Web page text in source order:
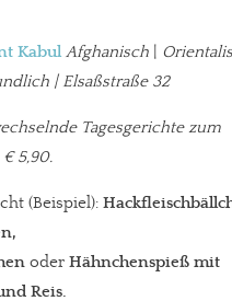
Kabul Afghanisch
| Elsaßstraße 32
Tagesgerichte zum
5,90.
(Beispiel):
oder Hähnchenspieß mit
Reis.